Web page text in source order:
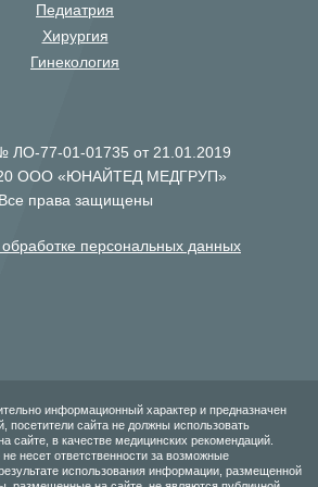
Педиатрия
Хирургия
Гинекология
ЛО-77-01-01735 от 21.01.2019
ООО «ЮНАЙТЕД МЕДГРУП»
Все права защищены
персональных данных
информационный характер и предназначен
посетители сайта не должны использовать
сайте, в качестве медицинских рекомендаций.
несет ответственности за возможные
использования информации, размещенной